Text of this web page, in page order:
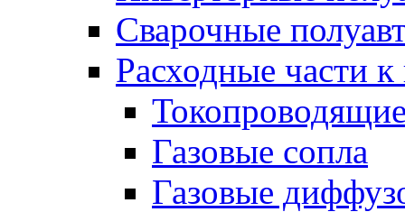
Сварочные
Расходные части
Газовые сопла
Газовые